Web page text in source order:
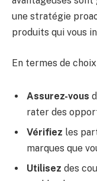
une stratégie
produits qui vous
En termes de
Assurez-vous
rater des
Vérifiez les
marques que
Utilisez des